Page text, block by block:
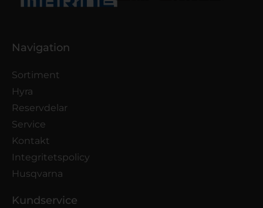
Navigation
Sortiment
Hyra
Reservdelar
Service
Kontakt
Integritetspolicy
Husqvarna
Kundservice